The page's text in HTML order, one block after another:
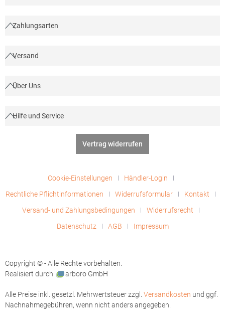
Zahlungsarten
Versand
Über Uns
Hilfe und Service
Vertrag widerrufen
Cookie-Einstellungen
Händler-Login
Rechtliche Pflichtinformationen
Widerrufsformular
Kontakt
Versand- und Zahlungsbedingungen
Widerrufsrecht
Datenschutz
AGB Impressum
Copyright © - Alle Rechte vorbehalten.
Realisiert durch
arboro GmbH
Alle Preise inkl. gesetzl. Mehrwertsteuer zzgl. Versandkosten und ggf.
Nachnahmegebühren, wenn nicht anders angegeben.